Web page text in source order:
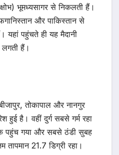
भूमध्यसागर से निकलती हैं।
और पाकिस्तान से
यहां पहुंचते ही यह मैदानी
हैं।
तोकापाल और नानगुर
हुई है। वहीं दुर्ग सबसे गर्म रहा
पहुंच गया और सबसे ठंडी सुबह
21.7 डिग्री रहा।